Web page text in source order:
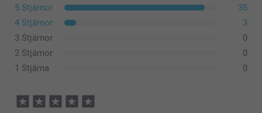
5 Stjärnor
35
4 Stjärnor
3
3 Stjärnor
0
2 Stjärnor
0
1 Stjärna
0